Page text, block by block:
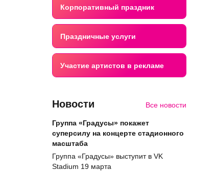
Корпоративный праздник
Праздничные услуги
Участие артистов в рекламе
Новости Все новости
Группа «Градусы» покажет
суперсилу на концерте стадионного
масштаба
Группа «Градусы» выступит в VK
Stadium 19 марта